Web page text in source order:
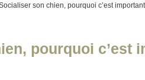
son chien, pourquoi c’est
pourquoi c’est